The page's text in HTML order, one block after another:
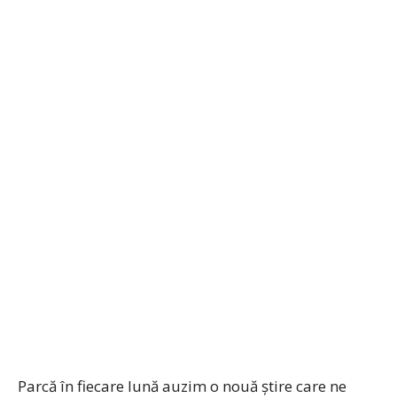
Parcă în fiecare lună auzim o nouă ştire care ne